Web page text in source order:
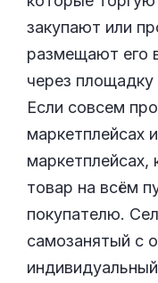
закупают или
размещают его
через
Если совсем
маркетплейсах
маркетплейсах,
товар на всём
покупателю.
самозанятый с